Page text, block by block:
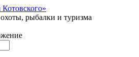
рыбалки и туризма